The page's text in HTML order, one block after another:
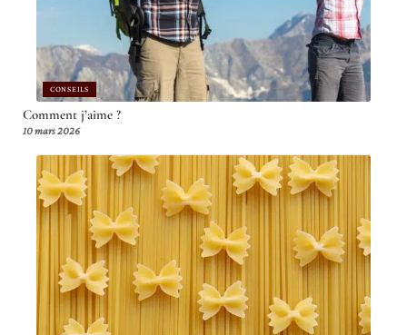
CONSEILS
Comment j’aime ?
10 mars 2026